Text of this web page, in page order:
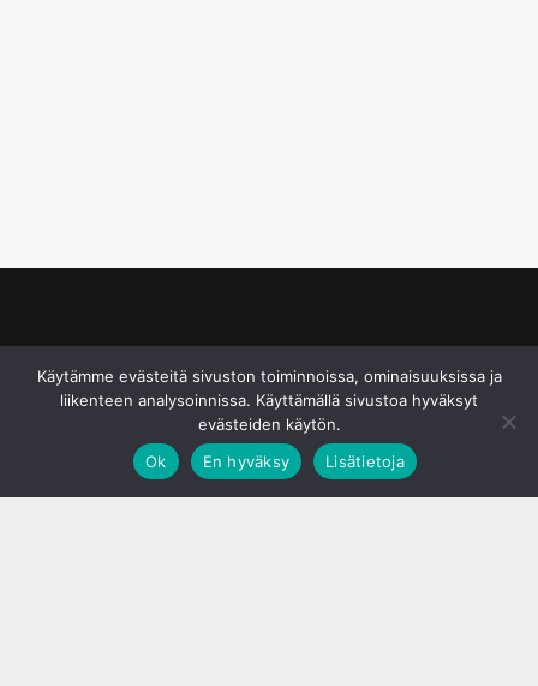
Käytämme evästeitä sivuston toiminnoissa, ominaisuuksissa ja
liikenteen analysoinnissa. Käyttämällä sivustoa hyväksyt
evästeiden käytön.
Ok
En hyväksy Lisätietoja